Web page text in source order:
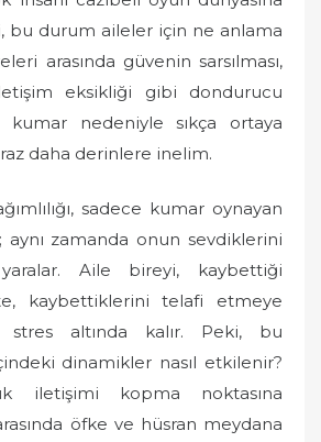
bu durum aileler için ne anlama
arasında güvenin sarsılması,
eksikliği gibi dondurucu
kumar nedeniyle sıkça ortaya
daha derinlere inelim.
sadece kumar oynayan
aynı zamanda onun sevdiklerini
Aile bireyi, kaybettiği
kaybettiklerini telafi etmeye
stres altında kalır. Peki, bu
dinamikler nasıl etkilenir?
iletişimi kopma noktasına
öfke ve hüsran meydana